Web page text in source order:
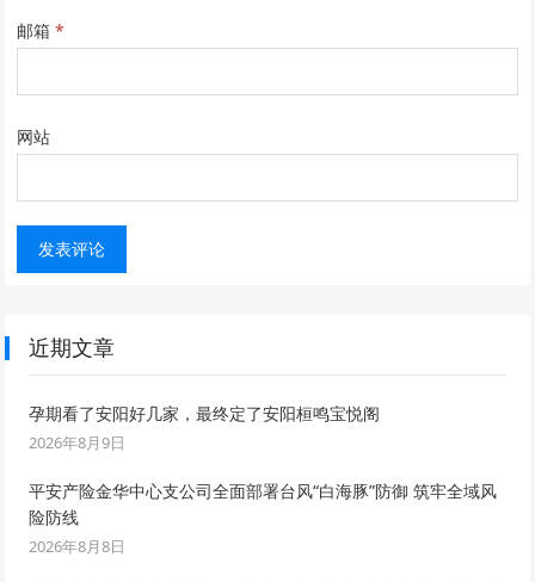
邮箱*
网站
近期文章
孕期看了安阳好几家，最终定了安阳桓鸣宝悦阁
2026年8月9日
平安产险金华中心支公司全面部署台风“白海豚”防御 筑牢全域风
险防线
2026年8月8日